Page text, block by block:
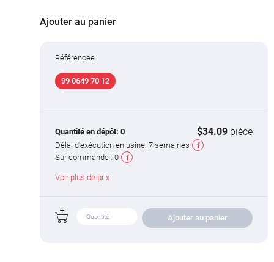
Ajouter au panier
Référencee
99 0649 70 12
Quantité en dépôt: 0 $34.09 pièce
Délai d'exécution en usine: 7 semaines
Sur commande : 0
Voir plus de prix
Ajouter au panier